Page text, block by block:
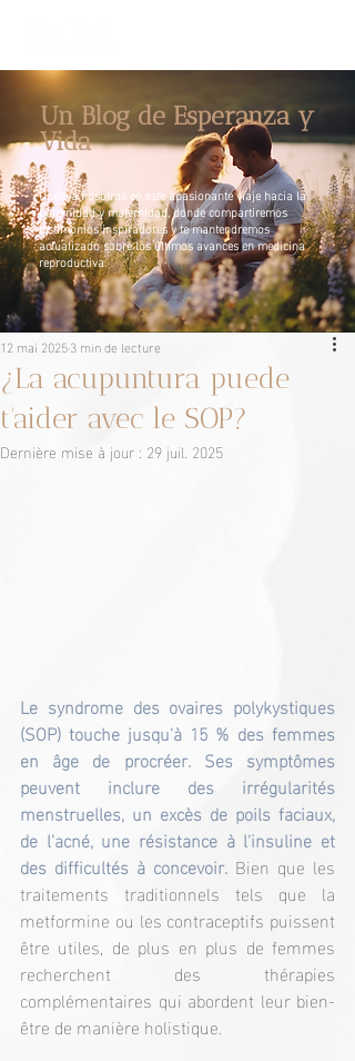
Un Blog de Esperanza y
Vida
Únete a nosotros en este apasionante viaje hacia la
paternidad y maternidad, donde compartiremos
testimonios inspiradores y te mantendremos
actualizado sobre los últimos avances en medicina
reproductiva.
¿La acupuntura puede
t'aider avec le SOP?
12 mai 20253 min de lecture
Dernière mise à jour : 29 juil. 2025
Le syndrome des ovaires polykystiques
(SOP) touche jusqu'à 15 % des femmes
en âge de procréer. Ses symptômes
peuvent inclure des irrégularités
menstruelles, un excès de poils faciaux,
de l'acné, une résistance à l'insuline et
des difficultés à concevoir. Bien que les
traitements traditionnels tels que la
metformine ou les contraceptifs puissent
être utiles, de plus en plus de femmes
recherchent des thérapies
complémentaires qui abordent leur bien-
être de manière holistique.